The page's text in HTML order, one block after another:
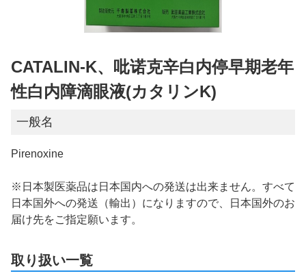
CATALIN-K、吡诺克辛白内停早期老年
性白内障滴眼液(カタリンK)
一般名
Pirenoxine
※日本製医薬品は日本国内への発送は出来ません。すべて
日本国外への発送（輸出）になりますので、日本国外のお
届け先をご指定願います。
取り扱い一覧